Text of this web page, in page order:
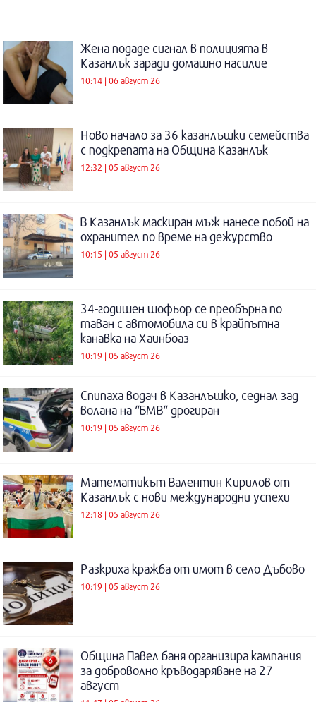
Жена подаде сигнал в полицията в
Казанлък заради домашно насилие
10:14 | 06 август 26
Ново начало за 36 казанлъшки семейства
с подкрепата на Община Казанлък
12:32 | 05 август 26
В Казанлък маскиран мъж нанесе побой на
охранител по време на дежурство
10:15 | 05 август 26
34-годишен шофьор се преобърна по
таван с автомобила си в крайпътна
канавка на Хаинбоаз
10:19 | 05 август 26
Спипаха водач в Казанлъшко, седнал зад
волана на “БМВ“ дрогиран
10:19 | 05 август 26
Математикът Валентин Кирилов от
Казанлък с нови международни успехи
12:18 | 05 август 26
Разкриха кражба от имот в село Дъбово
10:19 | 05 август 26
Община Павел баня организира кампания
за доброволно кръводаряване на 27
август